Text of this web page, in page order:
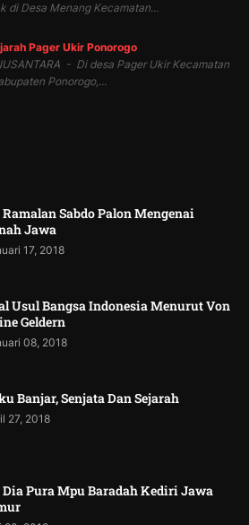
di Desa Menang Kecamatan...
Pager Ukir Ponorogo
- Di desa Pager Ukir Kecamatan
Ponorogo,...
Sabdo Palon Mengenai
Jawa
17, 2018
Usul Bangsa Indonesia Menurut Von
Geldern
08, 2018
Banjar, Senjata Dan Sejarah
27, 2018
Pura Mpu Baradah Kediri Jawa